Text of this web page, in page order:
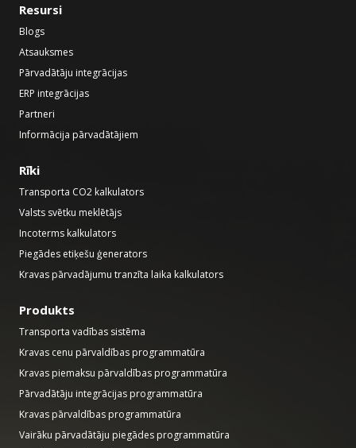
Resursi
Blogs
Atsauksmes
Pārvadātāju integrācijas
ERP integrācijas
Partneri
Informācija pārvadātājiem
Rīki
Transporta CO2 kalkulators
Valsts svētku meklētājs
Incoterms kalkulators
Piegādes etiķešu ģenerators
Kravas pārvadājumu tranzīta laika kalkulators
Produkts
Transporta vadības sistēma
Kravas cenu pārvaldības programmatūra
Kravas piemaksu pārvaldības programmatūra
Pārvadātāju integrācijas programmatūra
Kravas pārvaldības programmatūra
Vairāku pārvadātāju piegādes programmatūra